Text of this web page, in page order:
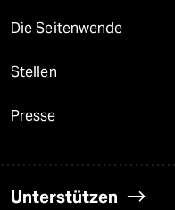
Die Seitenwende
Stellen
Presse
Unterstützen